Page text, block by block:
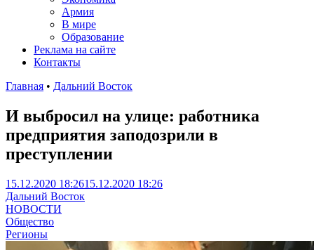
Армия
В мире
Образование
Реклама на сайте
Контакты
Главная • Дальний Восток
И выбросил на улице: работника
предприятия заподозрили в
преступлении
15.12.2020 18:2615.12.2020 18:26
Дальний Восток
НОВОСТИ
Общество
Регионы